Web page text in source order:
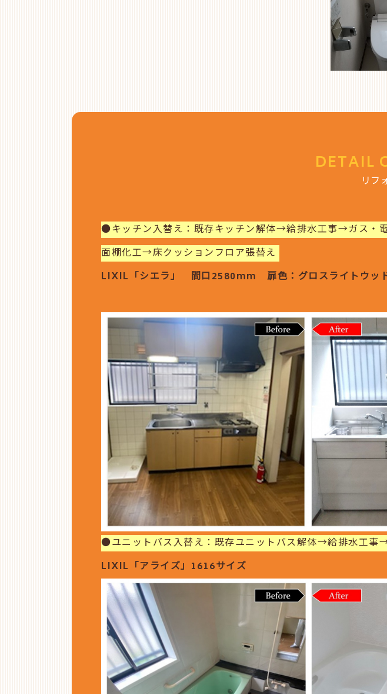
DETAIL
リフ
●キッチン入替え：既存キッチン解体→給排水工事→ガス
面棚化工→床クッションフロア張替え
LIXIL「シエラ」 間口2580mm 扉色：グロスライトウッ
●ユニットバス入替え：既存ユニットバス解体→給排水工
LIXIL「アライズ」1616サイズ